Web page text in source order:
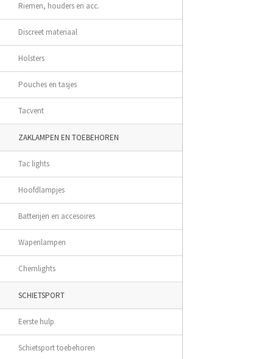
Riemen, houders en acc.
Discreet materiaal
Holsters
Pouches en tasjes
Tacvent
ZAKLAMPEN EN TOEBEHOREN
Tac lights
Hoofdlampjes
Batterijen en accesoires
Wapenlampen
Chemlights
SCHIETSPORT
Eerste hulp
Schietsport toebehoren